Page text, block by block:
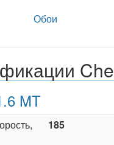
Обои
MT
185